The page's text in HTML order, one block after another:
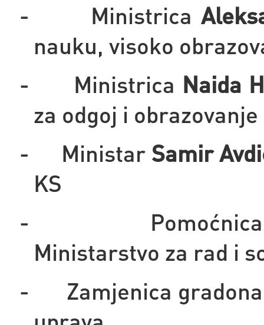
-
Ministrica
nauku, visoko
-
Ministrica Naida
za odgoj i obrazovanje
-
Ministar Samir
KS
-
Ministarstvo za rad i
-
Zamjenica